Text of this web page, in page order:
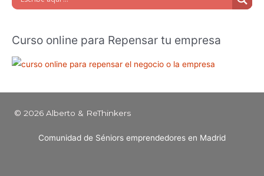
Curso online para Repensar tu empresa
© 2026 Alberto & ReThinkers
Comunidad de Séniors emprendedores en Madrid